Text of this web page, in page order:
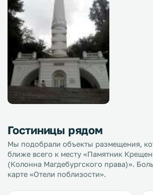
Гостиницы рядом
Мы подобрали объекты размещения,
ближе всего к месту «Памятник
(Колонна Магдебургского права)».
карте «Отели поблизости».